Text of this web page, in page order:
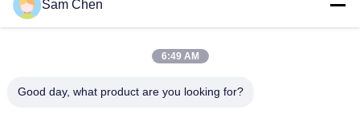
PBT-Ethernet RJ45 Jack RMA-065BC-20F6-YG 2 x 1 Hafen
Mbps 10/100/1000
90 Grad magnetisches RJ45 Jack, 10/100M RJ45 8P8C
Sam Chen
6:49 AM
Good day, what product are you looking for?